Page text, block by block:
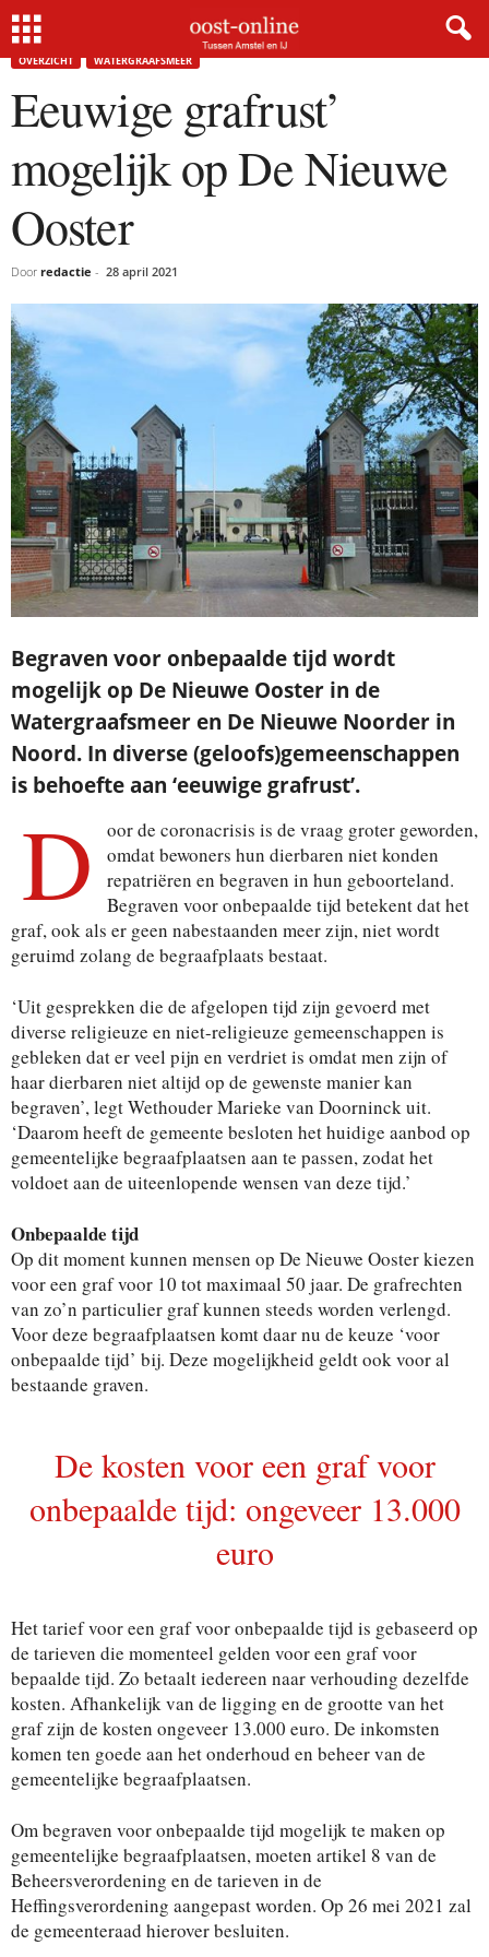
Home Eeuwige grafrust’ mogelijk op De Nieuwe Ooster
OVERZICHT WATERGRAAFSMEER
Eeuwige grafrust’
mogelijk op De Nieuwe
Ooster
Door redactie - 28 april 2021
Begraven voor onbepaalde tijd wordt
mogelijk op De Nieuwe Ooster in de
Watergraafsmeer en De Nieuwe Noorder in
Noord. In diverse (geloofs)gemeenschappen
is behoefte aan ‘eeuwige grafrust’.
D
oor de coronacrisis is de vraag groter geworden,
omdat bewoners hun dierbaren niet konden
repatriëren en begraven in hun geboorteland.
Begraven voor onbepaalde tijd betekent dat het
graf, ook als er geen nabestaanden meer zijn, niet wordt
geruimd zolang de begraafplaats bestaat.
‘Uit gesprekken die de afgelopen tijd zijn gevoerd met
diverse religieuze en niet-religieuze gemeenschappen is
gebleken dat er veel pijn en verdriet is omdat men zijn of
haar dierbaren niet altijd op de gewenste manier kan
begraven’, legt Wethouder Marieke van Doorninck uit.
‘Daarom heeft de gemeente besloten het huidige aanbod op
gemeentelijke begraafplaatsen aan te passen, zodat het
voldoet aan de uiteenlopende wensen van deze tijd.’
Onbepaalde tijd
Op dit moment kunnen mensen op De Nieuwe Ooster kiezen
voor een graf voor 10 tot maximaal 50 jaar. De grafrechten
van zo’n particulier graf kunnen steeds worden verlengd.
Voor deze begraafplaatsen komt daar nu de keuze ‘voor
onbepaalde tijd’ bij. Deze mogelijkheid geldt ook voor al
bestaande graven.
De kosten voor een graf voor
onbepaalde tijd: ongeveer 13.000
euro
Het tarief voor een graf voor onbepaalde tijd is gebaseerd op
de tarieven die momenteel gelden voor een graf voor
bepaalde tijd. Zo betaalt iedereen naar verhouding dezelfde
kosten. Afhankelijk van de ligging en de grootte van het
graf zijn de kosten ongeveer 13.000 euro. De inkomsten
komen ten goede aan het onderhoud en beheer van de
gemeentelijke begraafplaatsen.
Om begraven voor onbepaalde tijd mogelijk te maken op
gemeentelijke begraafplaatsen, moeten artikel 8 van de
Beheersverordening en de tarieven in de
Heffingsverordening aangepast worden. Op 26 mei 2021 zal
de gemeenteraad hierover besluiten.